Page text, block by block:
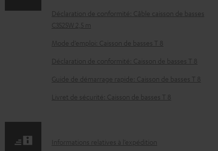
t
l
é
c
Déclaration de conformité: Câble caisson de basses
C3525W 2,5 m
Mode d’emploi: Caisson de basses T 8
Déclaration de conformité: Caisson de basses T 8
Guide de démarrage rapide: Caisson de basses T 8
Livret de sécurité: Caisson de basses T 8
IInformations relatives à l’expédition